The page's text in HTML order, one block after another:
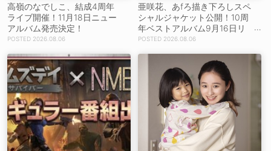
高嶺のなでしこ、結成4周年
ライブ開催！11月18日ニュー
アルバム発売決定！
2026.08.06
亜咲花、あfろ描き下ろしスペ
シャルジャケット公開！10周
年ベストアルバム9月16日リ
リース！2026.08.06